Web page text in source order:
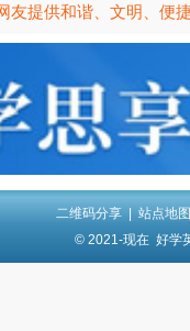
友提供和谐、文明、便
二维码分享 站点地图
© 2021-现在 好学